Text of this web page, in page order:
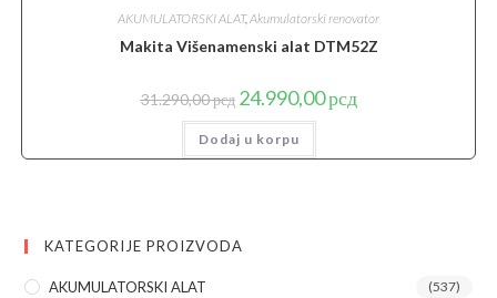
AKUMULATORSKI ALAT,Akumulatorski renovator
Makita Višenamenski alat DTM52Z
31.290,00рсд Originalna
cena
je
bila:
31.290,00 рсд.
24.990,00рсдTrenutna
cena
Dodaj u korpu
KATEGORIJE PROIZVODA
AKUMULATORSKI ALAT (537)